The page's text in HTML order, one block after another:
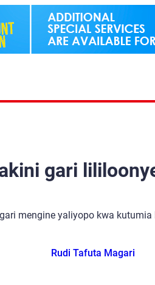
gari
mengine yaliyopo kwa
Rudi Tafuta Magari